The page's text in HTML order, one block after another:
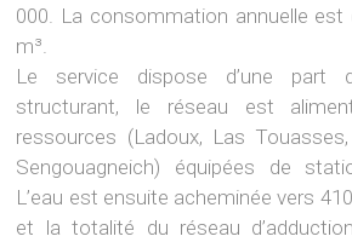
000. La consommation annuelle est
m³.
Le service dispose d’une part
structurant, le réseau est
ressources (Ladoux, Las
Sengouagneich) équipées de
L’eau est ensuite acheminée vers
et la totalité du réseau